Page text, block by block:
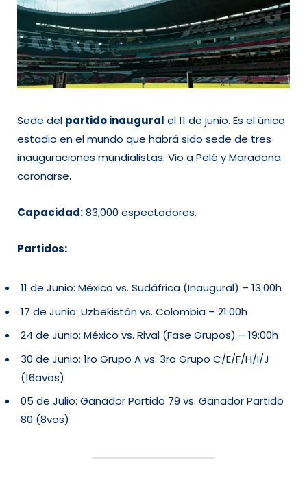
Sede del partido inaugural el 11 de junio. Es el único
estadio en el mundo que habrá sido sede de tres
inauguraciones mundialistas. Vio a Pelé y Maradona
coronarse.
Capacidad:83,000 espectadores.
Partidos:
11 de Junio: México vs. Sudáfrica (Inaugural) – 13:00h
17 de Junio: Uzbekistán vs. Colombia – 21:00h
24 de Junio: México vs. Rival (Fase Grupos) – 19:00h
30 de Junio: 1ro Grupo A vs. 3ro Grupo C/E/F/H/I/J
(16avos)
05 de Julio: Ganador Partido 79 vs. Ganador Partido
80 (8vos)